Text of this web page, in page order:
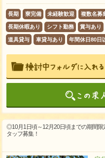
長期 寮完備 未経験歓迎 複数名募
長期休暇あり シフト勤務 賞与あり
道具貸与 車貸与あり 年間休日80日
◎10月1日頃～12月20日頃までの期間限
タッフ募集！